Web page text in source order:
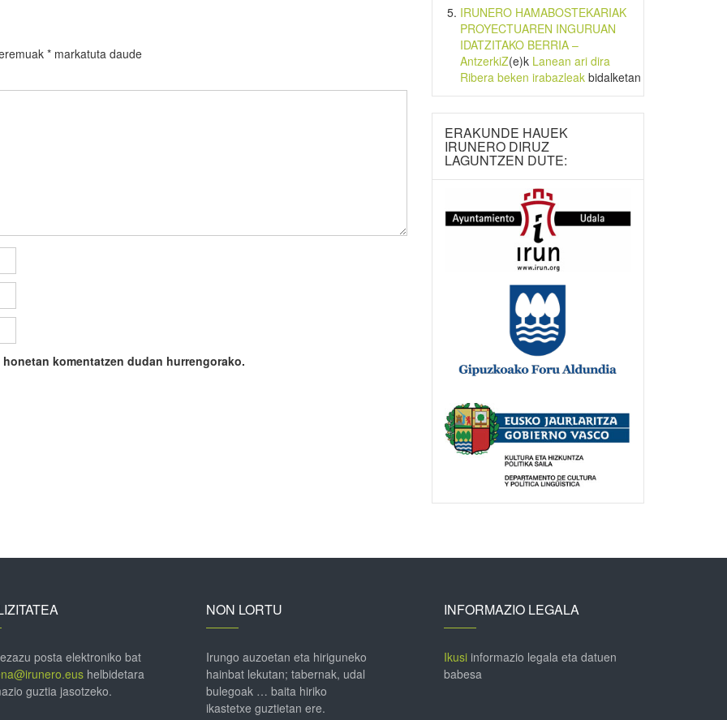
* markatuta daude
komentatzen dudan hurrengorako.
IRUNERO HAMABOSTEKARIAK
PROYECTUAREN INGURUAN
IDATZITAKO BERRIA –
AntzerkiZ(e)k Lanean ari dira
Ribera beken irabazleakbidalketan
ERAKUNDE HAUEK
IRUNERO DIRUZ
LAGUNTZEN DUTE:
posta elektroniko bat
helbidetara
guztia jasotzeko.
NON LORTU
Irungo auzoetan eta hiriguneko
hainbat lekutan; tabernak, udal
bulegoak … baita hiriko
ikastetxe guztietan ere.
INFORMAZIO LEGALA
Ikusiinformazio legala eta datuen
babesa